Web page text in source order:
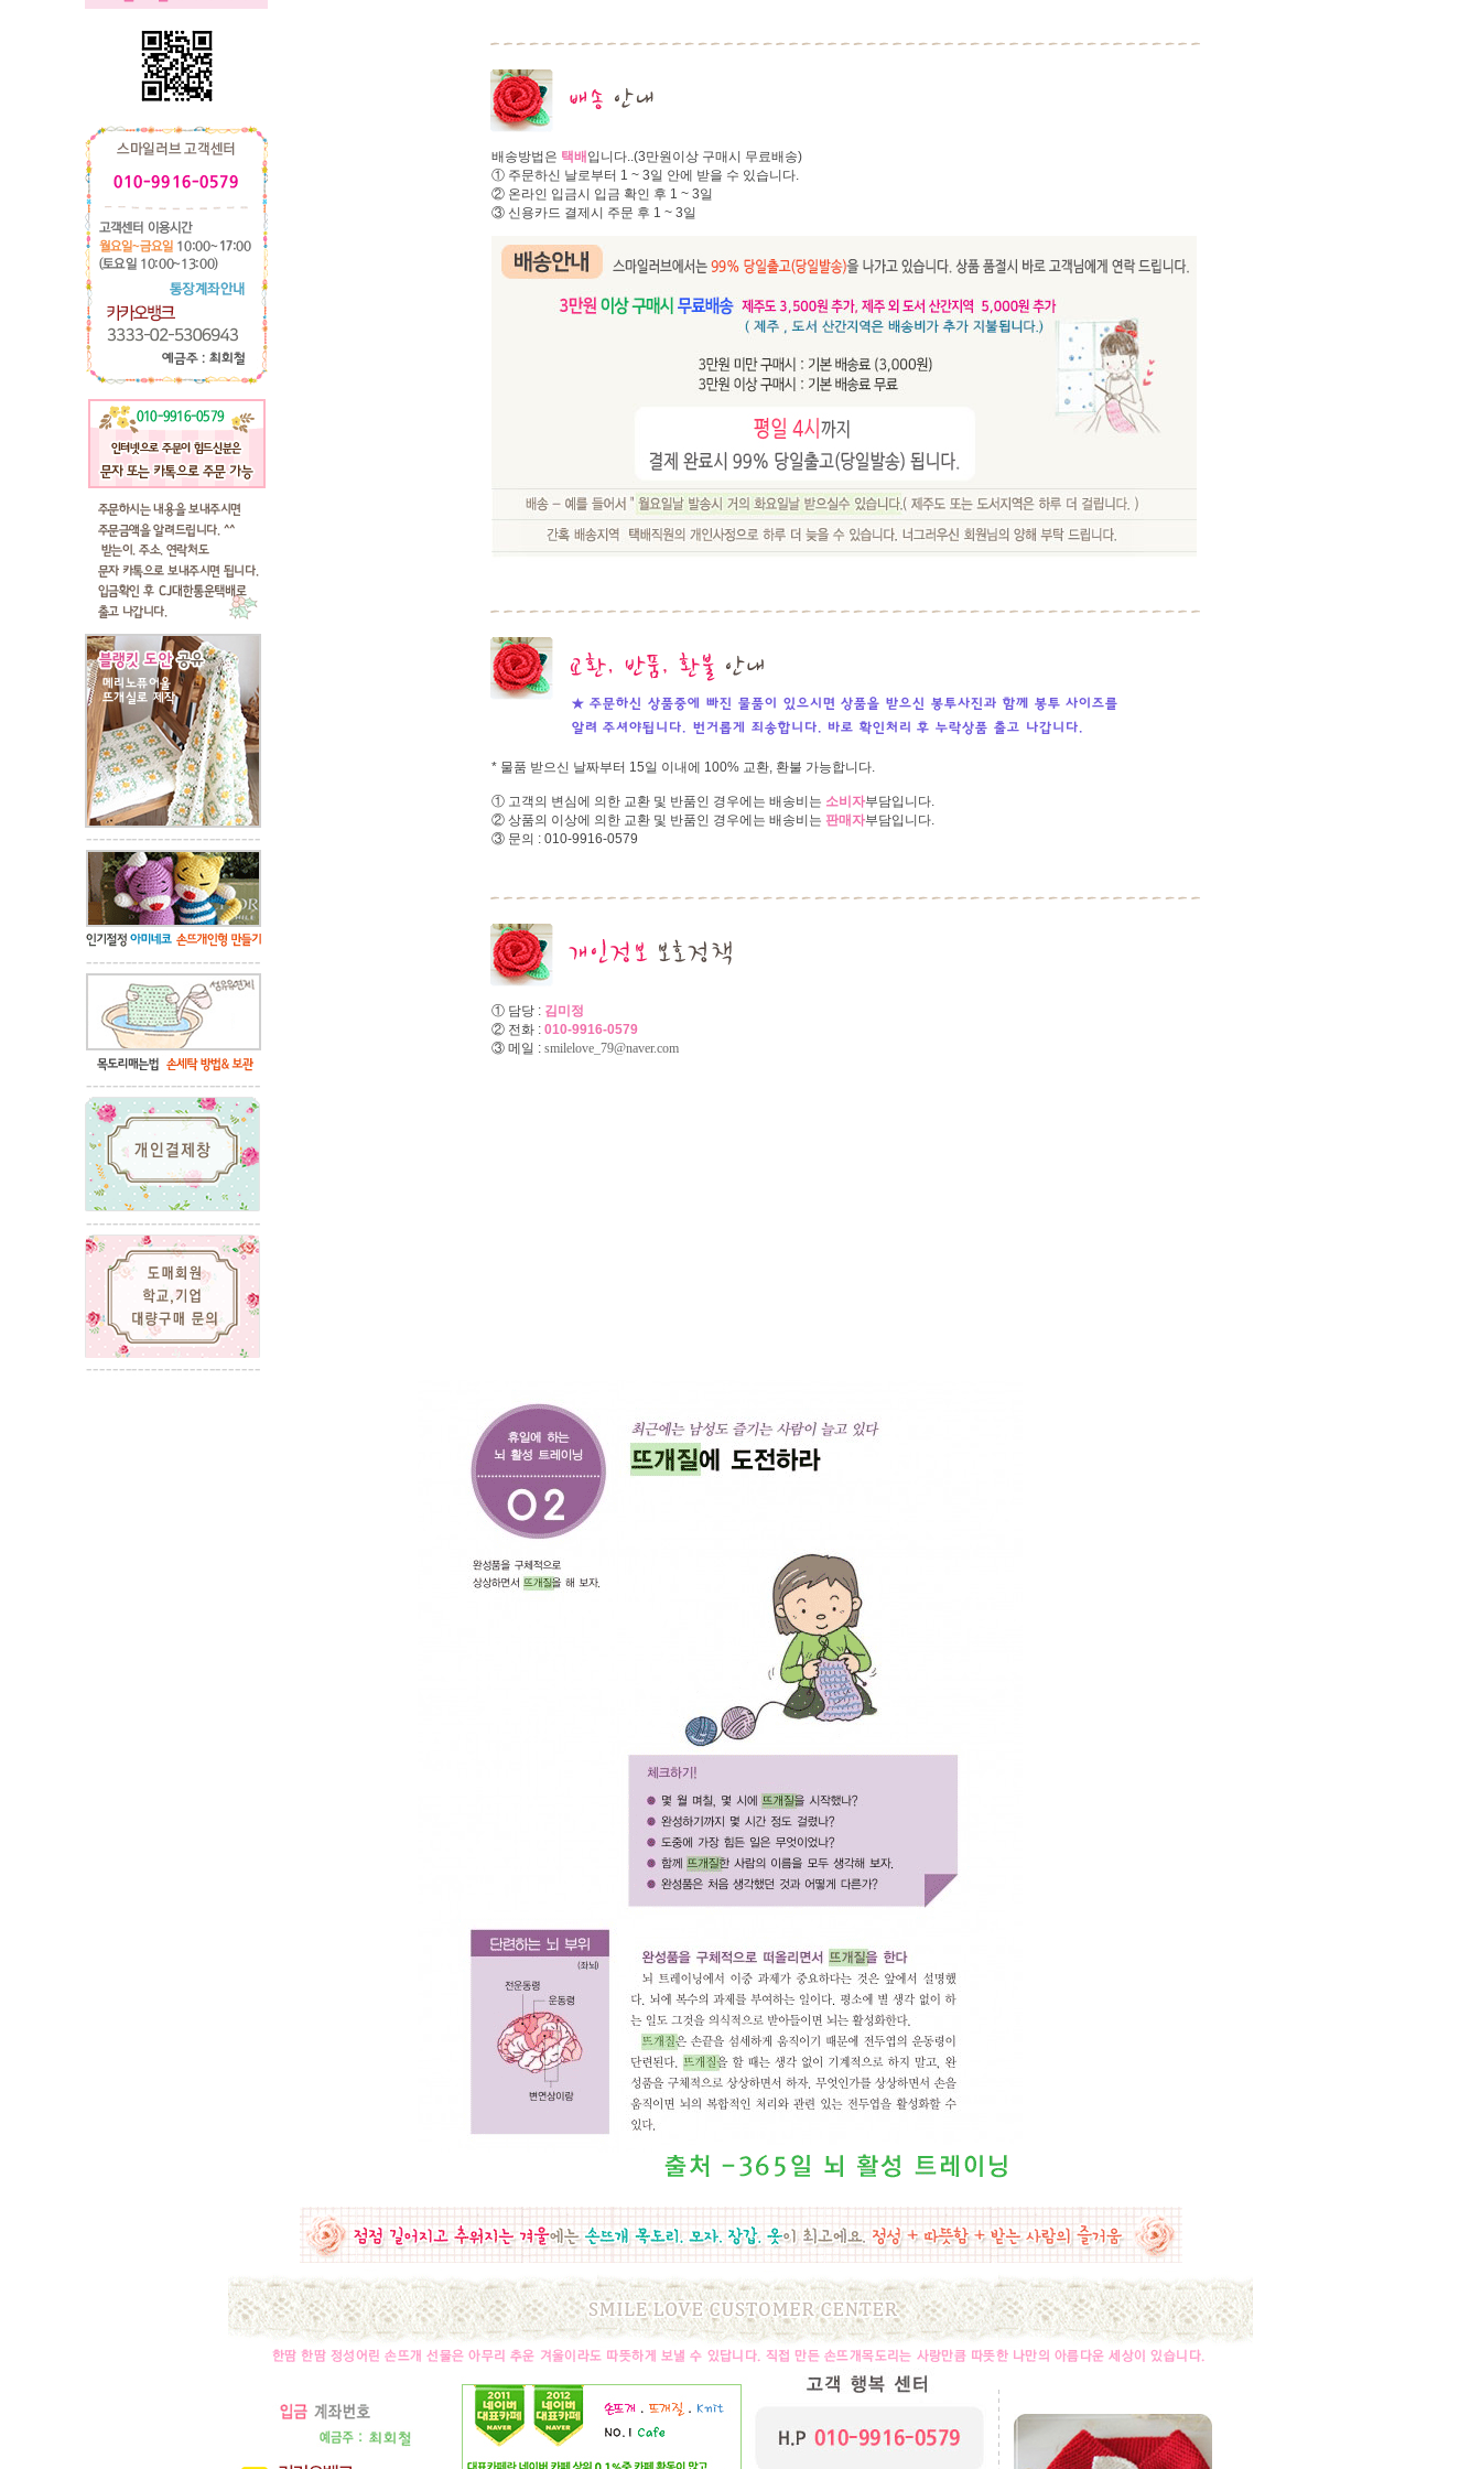
배송방법은 택배 입니다..(3만원이상 구매시 무료배송)
① 주문하신 날로부터 1 ~ 3일 안에 받을 수 있습니다.
② 온라인 입금시 입금 확인 후 1 ~ 3일
③ 신용카드 결제시 주문 후 1 ~ 3일
* 물품 받으신 날짜부터 15일 이내에 100% 교환, 환불 가능합니다.
① 고객의 변심에 의한 교환 및 반품인 경우에는 배송비는 소비자부담입니다.
② 상품의 이상에 의한 교환 및 반품인 경우에는 배송비는 판매자부담입니다.
③ 문의 : 010-9916-0579
① 담당 : 김미정
② 전화 : 010-9916-0579
③ 메일 : smilelove_79@naver.com